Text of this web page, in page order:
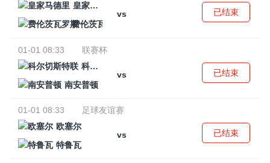
皇家马德里
vs
费伦茨瓦罗斯
已结束
01-01 08:33
联赛杯
科尔切斯特联
vs
南安普顿
已结束
01-01 08:33
足球友谊赛
欧塞尔
vs
特鲁瓦
已结束